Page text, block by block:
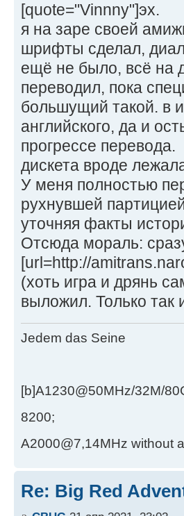
[quote="Vinnny"]эх.
я на заре своей
шрифты сделал,
ещё не было, всё на
переводил, пока
большущий такой. в
английского, да и
прогрессе перевода.
дискета вроде
У меня полностью
рухнувшей
уточняя факты
Отсюда мораль:
[url=http://
(хоть игра и дрянь
выложил. Только так
Jedem das Seine
[b]A1230@50MHz/32M/
8200;
A2000@7,14MHz without
Re: Big Red